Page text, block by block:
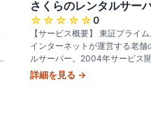
さくらのレンタルサー
☆☆☆☆☆0
【サービス概要】 東証プライ
インターネットが運営する老舗
ルサーバー。2004年サービス
件数48万件超の実績で長期安
詳細を見る →